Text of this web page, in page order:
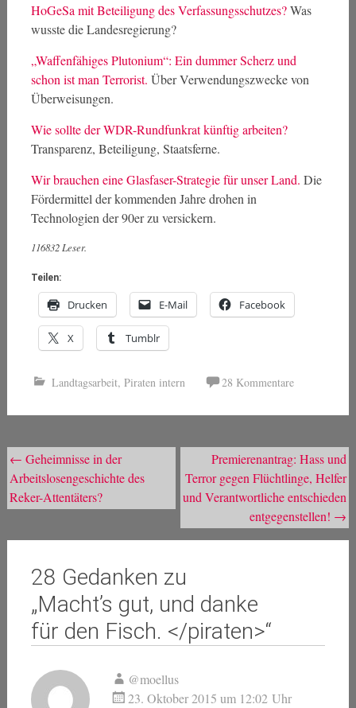
HoGeSa mit Beteiligung des Verfassungsschutzes?Was
wusste die Landesregierung?
„Waffenfähiges Plutonium“: Ein dummer Scherz und
schon ist man Terrorist. Über Verwendungszwecke von
Überweisungen.
Wie sollte der WDR-Rundfunkrat künftig arbeiten?
Transparenz, Beteiligung, Staatsferne.
Wir brauchen eine Glasfaser-Strategie für unser Land. Die
Fördermittel der kommenden Jahre drohen in
Technologien der 90er zu versickern.
116832 Leser.
Teilen:
Drucken E-Mail Facebook
X Tumblr
Landtagsarbeit, Piraten intern 28 Kommentare
Beitragsnavigation
← Geheimnisse in der
Arbeitslosengeschichte des
Reker-Attentäters?
Premierenantrag: Hass und
Terror gegen Flüchtlinge, Helfer
und Verantwortliche entschieden
entgegenstellen! →
28 Gedanken zu
„Macht’s gut, und danke
für den Fisch. </piraten>“
@moellus
23. Oktober 2015 um 12:02 Uhr